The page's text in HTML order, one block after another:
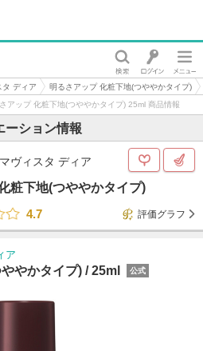
タ ディア
明るさアップ 化粧下地(つややかタイプ)
アップ 化粧下地(つややかタイプ) 25ml 商品情報
ーション情報
ヴィスタ ディア
粧下地(つややかタイプ)
4.7
評価グラフ
ア
やかタイプ) /25ml 公式